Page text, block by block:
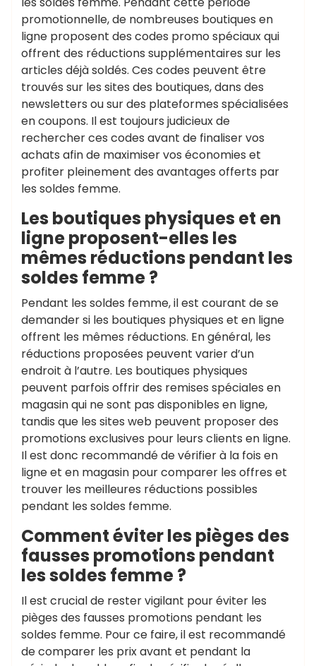
promotionnelle, de nombreuses boutiques en
ligne proposent des codes promo spéciaux qui
offrent des réductions supplémentaires sur les
articles déjà soldés. Ces codes peuvent être
trouvés sur les sites des boutiques, dans des
newsletters ou sur des plateformes spécialisées
en coupons. Il est toujours judicieux de
rechercher ces codes avant de finaliser vos
achats afin de maximiser vos économies et
profiter pleinement des avantages offerts par
les soldes femme.
Les boutiques physiques et en
ligne proposent-elles les
mêmes réductions pendant les
soldes femme ?
Pendant les soldes femme, il est courant de se
demander si les boutiques physiques et en ligne
offrent les mêmes réductions. En général, les
réductions proposées peuvent varier d’un
endroit à l’autre. Les boutiques physiques
peuvent parfois offrir des remises spéciales en
magasin qui ne sont pas disponibles en ligne,
tandis que les sites web peuvent proposer des
promotions exclusives pour leurs clients en ligne.
Il est donc recommandé de vérifier à la fois en
ligne et en magasin pour comparer les offres et
trouver les meilleures réductions possibles
pendant les soldes femme.
Comment éviter les pièges des
fausses promotions pendant
les soldes femme ?
Il est crucial de rester vigilant pour éviter les
pièges des fausses promotions pendant les
soldes femme. Pour ce faire, il est recommandé
de comparer les prix avant et pendant la